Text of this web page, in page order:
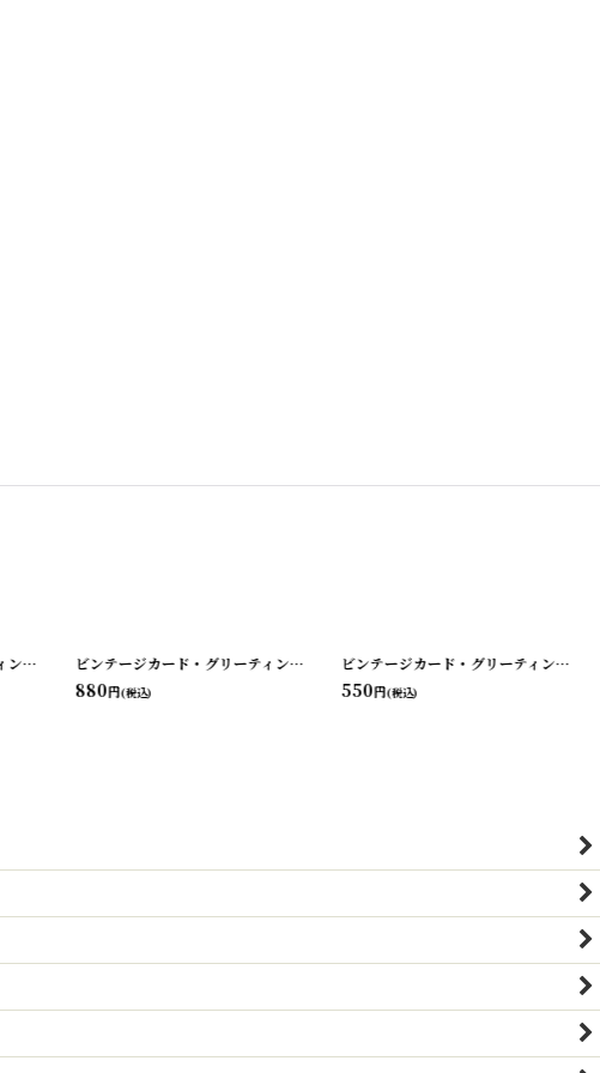
[ 210719-46]
ビンテージカード・グリーティング・バレンタイン・バースデー etc... [ 210719-45]
ビンテージカード・グリーティング・バレンタイン・バースデー etc... [ 210719-
880円(税込)
ビンテージカード・グリーティング・バレンタイン・バースデー etc...
550円(税込)